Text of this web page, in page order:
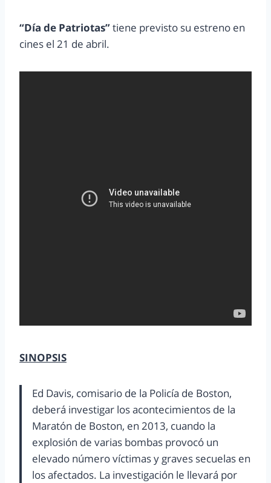
“Día de Patriotas”tiene previsto su estreno en
cines el 21 de abril.
SINOPSIS
Ed Davis, comisario de la Policía de Boston,
deberá investigar los acontecimientos de la
Maratón de Boston, en 2013, cuando la
explosión de varias bombas provocó un
elevado número víctimas y graves secuelas en
los afectados. La investigación le llevará por